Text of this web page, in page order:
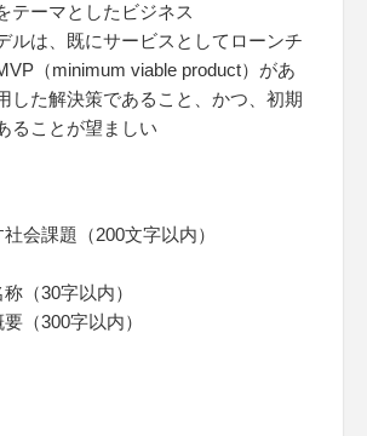
テーマとしたビジネス
ルは、既にサービスとしてローンチ
（minimum viable product）があ
した解決策であること、かつ、初期
ることが望ましい
会課題（200文字以内）
（30字以内）
（300字以内）